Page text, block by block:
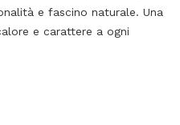
e fascino naturale. Una
e carattere a ogni